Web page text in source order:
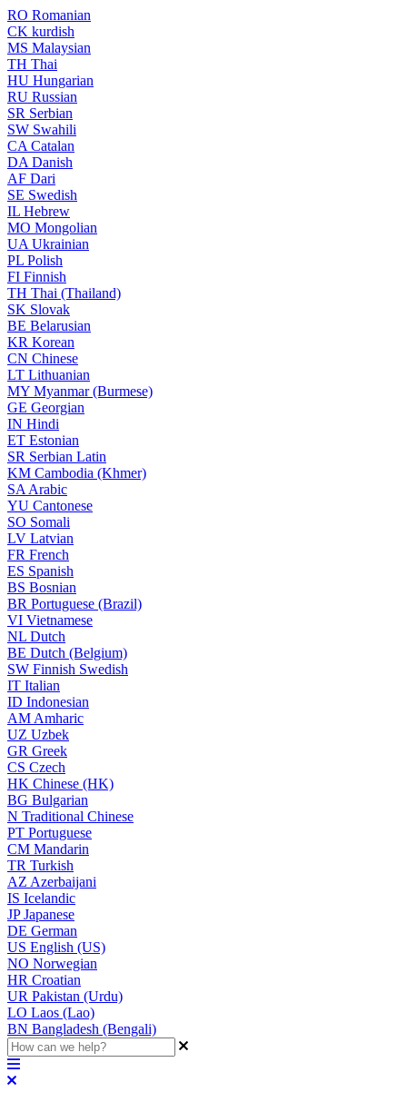
RO Romanian
CK kurdish
MS Malaysian
TH Thai
HU Hungarian
RU Russian
SR Serbian
SW Swahili
CA Catalan
DA Danish
AF Dari
SE Swedish
IL Hebrew
MO Mongolian
UA Ukrainian
PL Polish
FI Finnish
TH Thai (Thailand)
SK Slovak
BE Belarusian
KR Korean
CN Chinese
LT Lithuanian
MY Myanmar (Burmese)
GE Georgian
IN Hindi
ET Estonian
SR Serbian Latin
KM Cambodia (Khmer)
SA Arabic
YU Cantonese
SO Somali
LV Latvian
FR French
ES Spanish
BS Bosnian
BR Portuguese (Brazil)
VI Vietnamese
NL Dutch
BE Dutch (Belgium)
SW Finnish Swedish
IT Italian
ID Indonesian
AM Amharic
UZ Uzbek
GR Greek
CS Czech
HK Chinese (HK)
BG Bulgarian
N Traditional Chinese
PT Portuguese
CM Mandarin
TR Turkish
AZ Azerbaijani
IS Icelandic
JPJapanese
DE German
US English (US)
NO Norwegian
HR Croatian
UR Pakistan (Urdu)
LO Laos (Lao)
BN Bangladesh (Bengali)